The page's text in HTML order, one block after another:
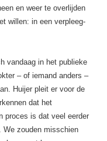
en weer te overlijden
willen: in een verpleeg-
vandaag in het publieke
– of iemand anders –
Huijer pleit er voor de
dat het
proces is dat veel eerder
We zouden misschien